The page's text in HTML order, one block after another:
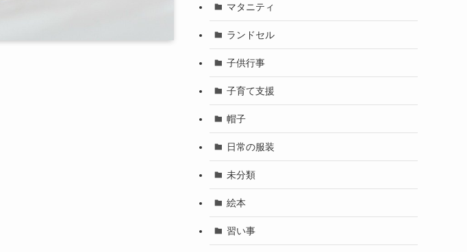
マタニティ
ランドセル
子供行事
子育て支援
帽子
日常の服装
未分類
絵本
習い事